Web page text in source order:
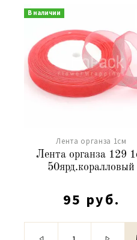
В наличии
Лента органза 1см
Лента органза 129
50ярд.коралловый
95 руб.